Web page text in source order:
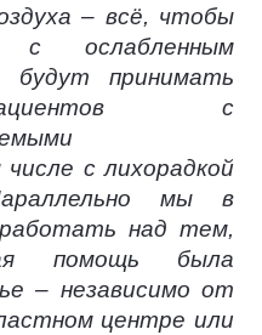
– всё, чтобы
ослабленным
будут принимать
с
с лихорадкой
мы в
над тем,
помощь была
– независимо от
центре или